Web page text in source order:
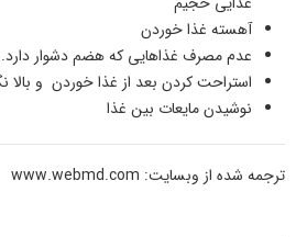
آهسته غذا خوردن
عدم مصرف غذاهایی که هضم دشوار دارد.
استراحت کردن بعد از غذا خوردن و بالا
نوشیدن مایعات بین غذا
ترجمه شده از وبسایت: www.webmd.com